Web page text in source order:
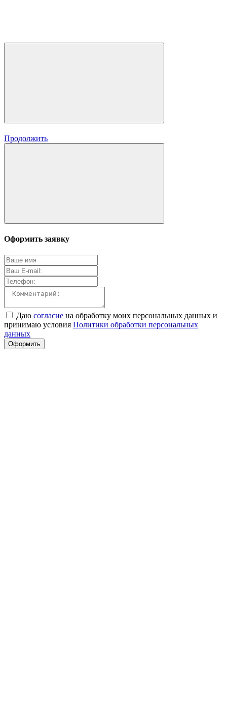
Продолжить
Оформить заявку
Даю согласие на обработку моих персональных данных и
принимаю условия Политики обработки персональных
данных
Оформить